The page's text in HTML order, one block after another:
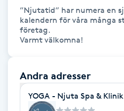
LED-ljusterapi
LPG
LPG-behandling
”Njutatid” har numera en
kalendern för våra många
företag.
Varmt välkomna!
Andra adresser
YOGA - Njuta Spa & Klinik